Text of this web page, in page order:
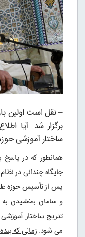
– نقل است اولین
برگزار شد. آیا
ساختار آموزشی
همانطور که در پاسخ
جایگاه چندانی در
پس از تأسیس حوزه
و سامان بخشیدن به
تدریج ساختار آموزشی
می شود.